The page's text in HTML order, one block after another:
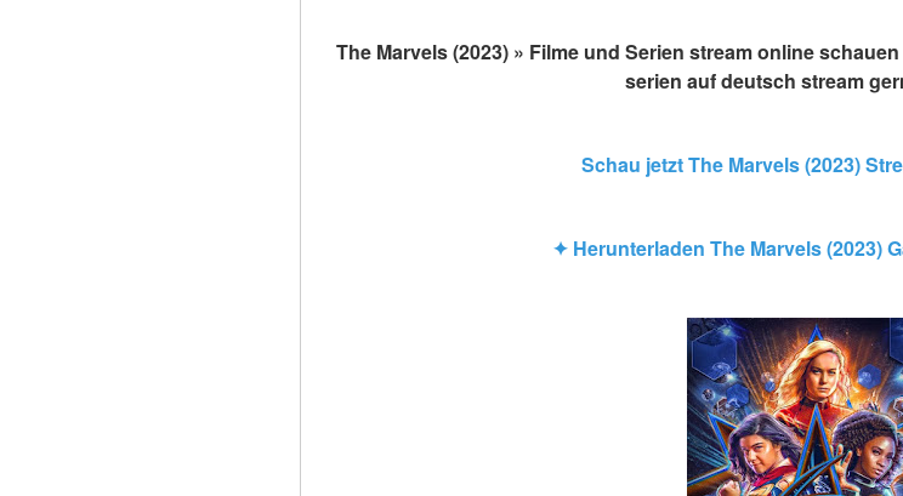
The Marvels (2023) » Filme und Serien stream online
serien auf deutsch stream
Schau jetzt The Marvels (2023)
✦ Herunterladen The Marvels (2023)